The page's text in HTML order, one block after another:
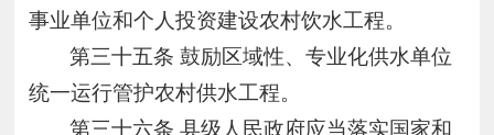
事业单位和个人投资建设农村饮水工程。
第三十五条 鼓励区域性、专业化供水单位
统一运行管护农村供水工程。
第三十六条 县级人民政府应当落实国家和